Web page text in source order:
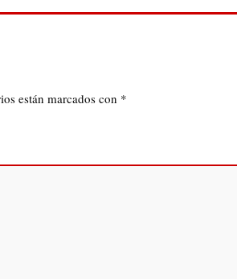
están marcados con *